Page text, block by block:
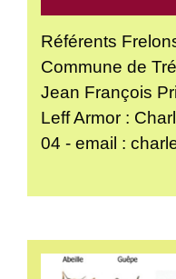
Référents
Commune de
Jean François
Leff Armor :
04 - email :